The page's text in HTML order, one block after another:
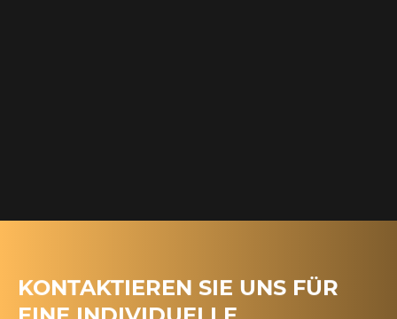
KONTAKTIEREN SIE UNS FÜR